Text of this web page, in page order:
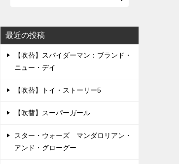
最近の投稿
【吹替】スパイダーマン：ブランド・
ニュー・デイ
【吹替】トイ・ストーリー5
【吹替】スーパーガール
スター・ウォーズ マンダロリアン・
アンド・グローグー